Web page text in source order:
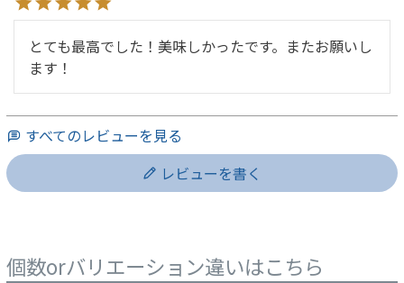
とても最高でした！美味しかったです。またお願いし
ます！
すべてのレビューを見る
レビューを書く
個数orバリエーション違いはこちら